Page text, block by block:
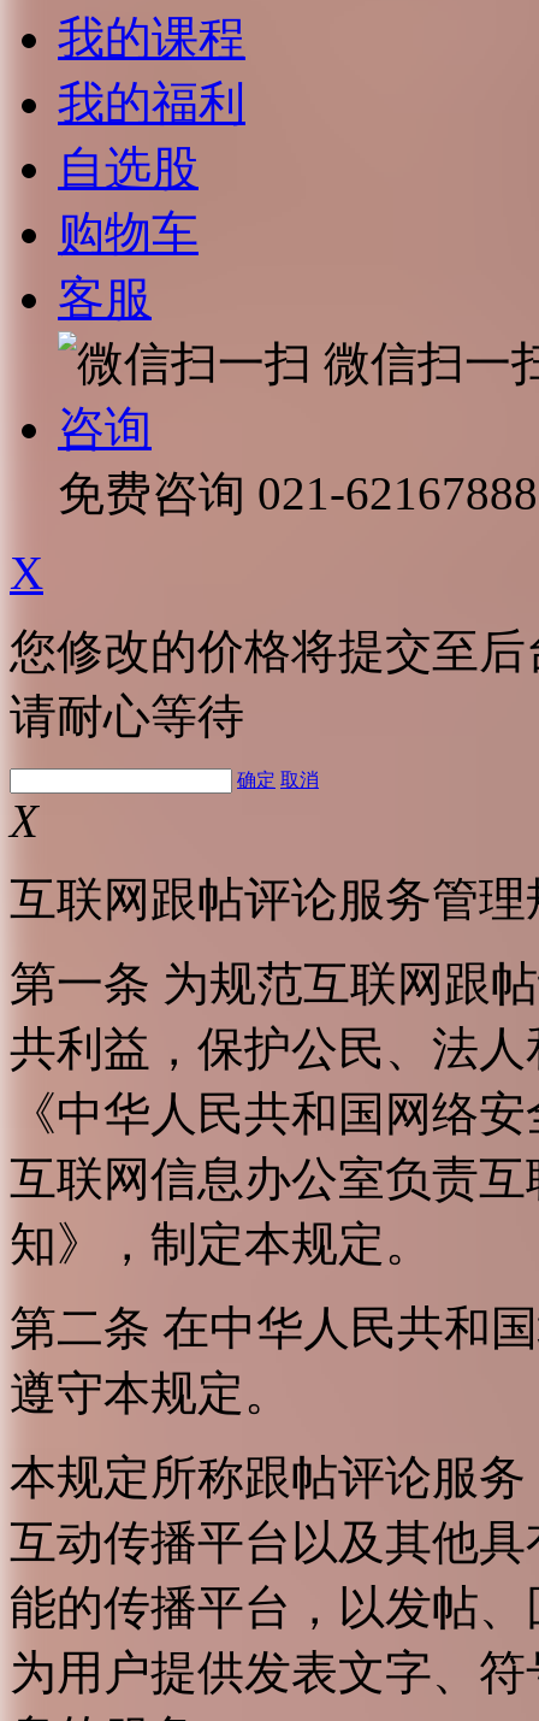
我的课程
我的福利
自选股
购物车
客服
微信扫一
咨询
免费咨询 021-62167888
X
您修改的价格将提交至
请耐心等待
确定 取消
X
互联网跟帖评论服务管理
第一条 为规范互联网跟
共利益，保护公民、法
《中华人民共和国网络
互联网信息办公室负责
知》，制定本规定。
第二条 在中华人民共和
遵守本规定。
本规定所称跟帖评论服
互动传播平台以及其他
能的传播平台，以发帖
为用户提供发表文字、